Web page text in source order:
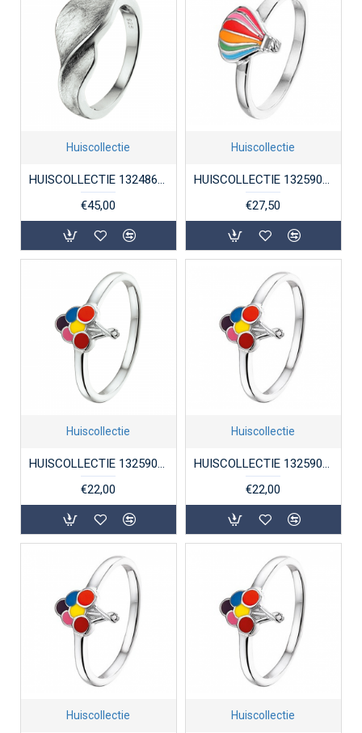
Huiscollectie
HUISCOLLECTIE 1324866 ZILVEREN DAMESRING GESCRATCHT
€45,00
Huiscollectie
HUISCOLLECTIE 1325903 ZILVEREN KINDERRING LUCHTBALLON
€27,50
Huiscollectie
HUISCOLLECTIE 1325907 ZILVEREN KINDERRING BALLONNEN
€22,00
Huiscollectie
HUISCOLLECTIE 1325908 ZILVEREN KINDERRING BALLONNEN
€22,00
Huiscollectie Huiscollectie